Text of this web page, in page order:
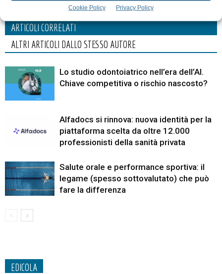
Cookie Policy Privacy Policy
ARTICOLI CORRELATI
ALTRI ARTICOLI DALLO STESSO AUTORE
Lo studio odontoiatrico nell’era dell’AI.
Chiave competitiva o rischio nascosto?
Alfadocs si rinnova: nuova identità per la
piattaforma scelta da oltre 12.000
professionisti della sanità privata
Salute orale e performance sportiva: il
legame (spesso sottovalutato) che può
fare la differenza
EDICOLA